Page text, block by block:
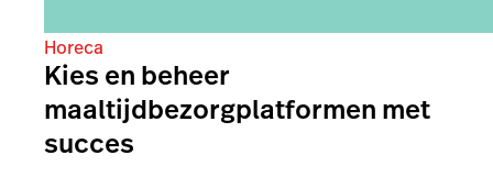
Horeca
Kies en beheer
maaltijdbezorgplatformen met
succes